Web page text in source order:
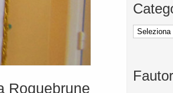
Roquebrune
Categorie